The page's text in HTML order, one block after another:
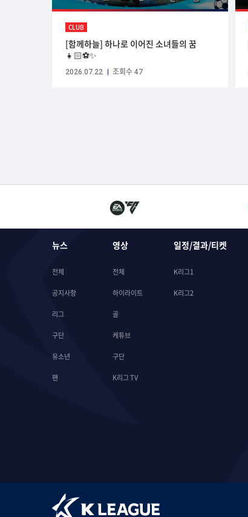
CLUB
[함께하늘] 하나로 이어진 소녀들의 꿈
👧🏻⚽✨
2026.07.22 조회수 47
뉴스
전체
공지사항
리그
구단
유소년
팬
영상
전체
하이라이트
골
케튜브
구단
K리그 TV
일정/결과/티켓
K리그1
K리그2